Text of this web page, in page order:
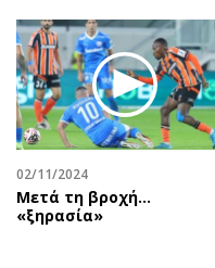
02/11/2024
Μετά τη βροχή…
«ξηρασία»